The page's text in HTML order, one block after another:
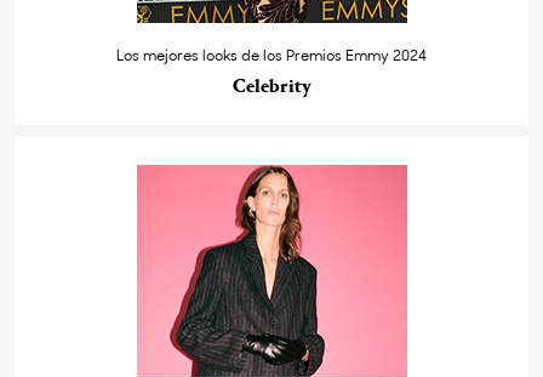
Los mejores looks de los Premios Emmy 2024
Celebrity